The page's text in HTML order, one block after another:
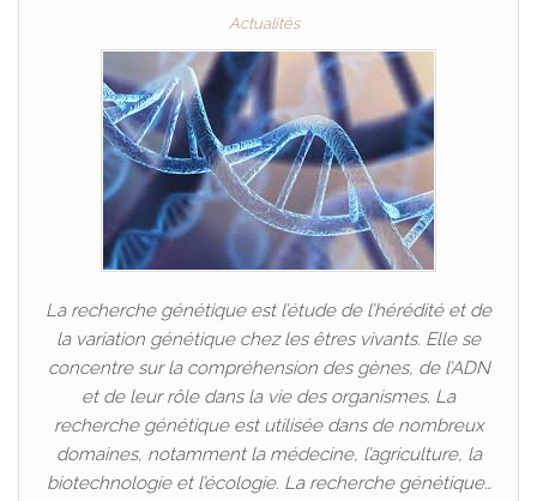
Actualités
La recherche génétique est l’étude de l’hérédité et de
la variation génétique chez les êtres vivants. Elle se
concentre sur la compréhension des gènes, de l’ADN
et de leur rôle dans la vie des organismes. La
recherche génétique est utilisée dans de nombreux
domaines, notamment la médecine, l’agriculture, la
biotechnologie et l’écologie. La recherche génétique…